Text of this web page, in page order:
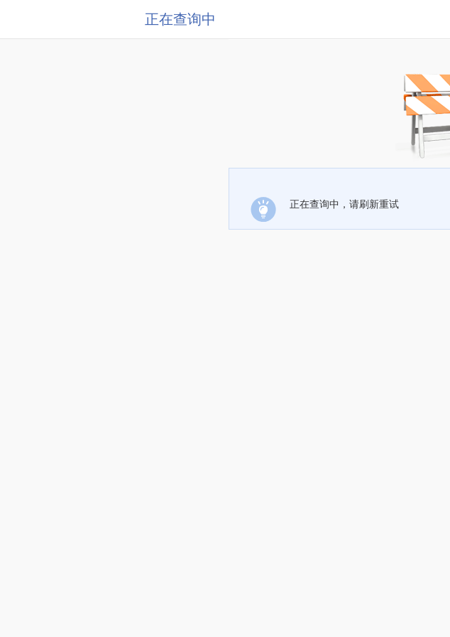
正在查询中
正在查询中，请刷新重试